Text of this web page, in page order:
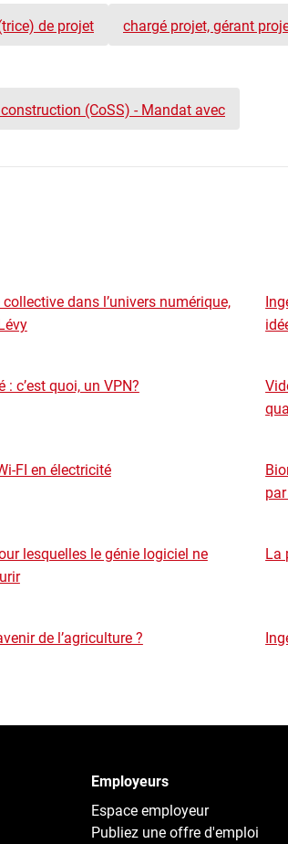
de projet chargé projet, gérant
(CoSS) - Mandat avec
collective dans l’univers numérique,
: c’est quoi, un VPN?
FI en électricité
lesquelles le génie logiciel ne
La
de l’agriculture ?
Employeurs
Espace employeur
Publiez une offre d'emploi